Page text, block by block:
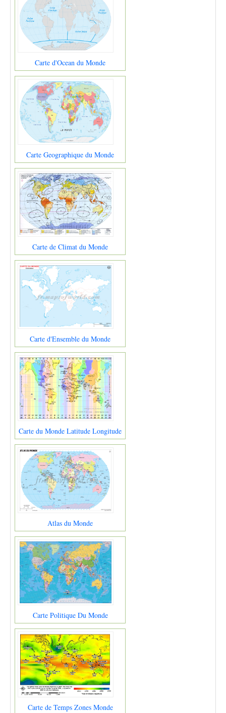
Carte d'Ocean du Monde
Carte Geographique du Monde
Carte de Climat du Monde
Carte d'Ensemble du Monde
Carte du Monde Latitude Longitude
Atlas du Monde
Carte Politique Du Monde
Carte de Temps Zones Monde